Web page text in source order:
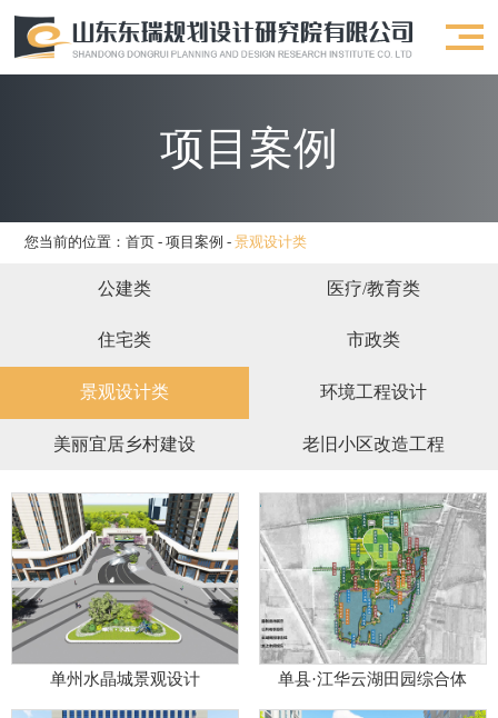
项目案例
您当前的位置：首页-项目案例 -景观设计类
公建类 医疗/教育类
住宅类 市政类
景观设计类 环境工程设计
美丽宜居乡村建设 老旧小区改造工程
单州水晶城景观设计 单县·江华云湖田园综合体